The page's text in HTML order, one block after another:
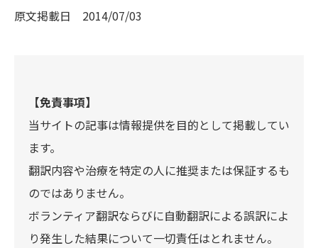
原文掲載日 2014/07/03
【免責事項】
当サイトの記事は情報提供を目的として掲載してい
ます。
翻訳内容や治療を特定の人に推奨または保証するも
のではありません。
ボランティア翻訳ならびに自動翻訳による誤訳によ
り発生した結果について一切責任はとれません。